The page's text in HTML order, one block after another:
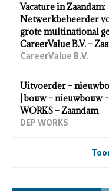
Vacature in Zaandam:
Netwerkbeheerder
grote multinational
CareerValue B.V. –
CareerValue B.V.
Uitvoerder –
| bouw – nieuwbouw
WORKS – Zaandam
DEP WORKS